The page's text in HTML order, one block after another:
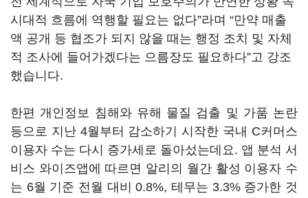
시대적 흐름에 역행할 필요는 없다”라며 “만약 매출
액 공개 등 협조가 되지 않을 때는 행정 조치 및 자체
적 조사에 들어가겠다는 으름장도 필요하다”고 강조
했습니다.
한편 개인정보 침해와 유해 물질 검출 및 가품 논란
등으로 지난 4월부터 감소하기 시작한 국내 C커머스
이용자 수는 다시 증가세로 돌아섰는데요. 앱 분석 서
비스 와이즈앱에 따르면 알리의 월간 활성 이용자 수
는 6월 기준 전월 대비 0.8%, 테무는 3.3% 증가한 것